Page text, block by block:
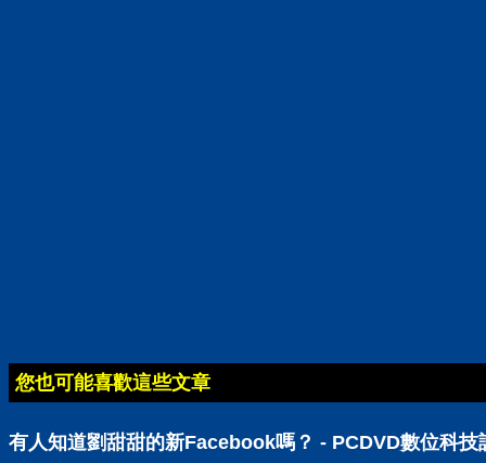
您也可能喜歡這些文章
有人知道劉甜甜的新Facebook嗎？ - PCDVD數位科技